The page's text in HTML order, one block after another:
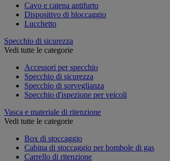
Cavo e catena antifurto
Dispositivo di bloccaggio
Lucchetto
Specchio di sicurezza
Vedi tutte le categorie
Accessori per specchio
Specchio di sicurezza
Specchio di sorveglianza
Specchio d'ispezione per veicoli
Vasca e materiale di ritenzione
Vedi tutte le categorie
Box di stoccaggio
Cabina di stoccaggio per bombole di gas
Carrello di ritenzione